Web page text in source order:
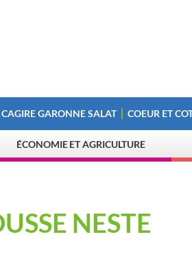
CAGIRE GARONNE SALAT COEUR ET
ÉCONOMIE ET AGRICULTURE
NESTE